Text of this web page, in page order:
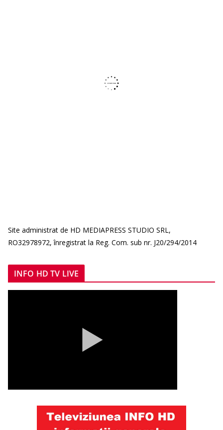
Site administrat de HD MEDIAPRESS STUDIO SRL,
RO32978972, înregistrat la Reg. Com. sub nr. J20/294/2014
INFO HD TV LIVE